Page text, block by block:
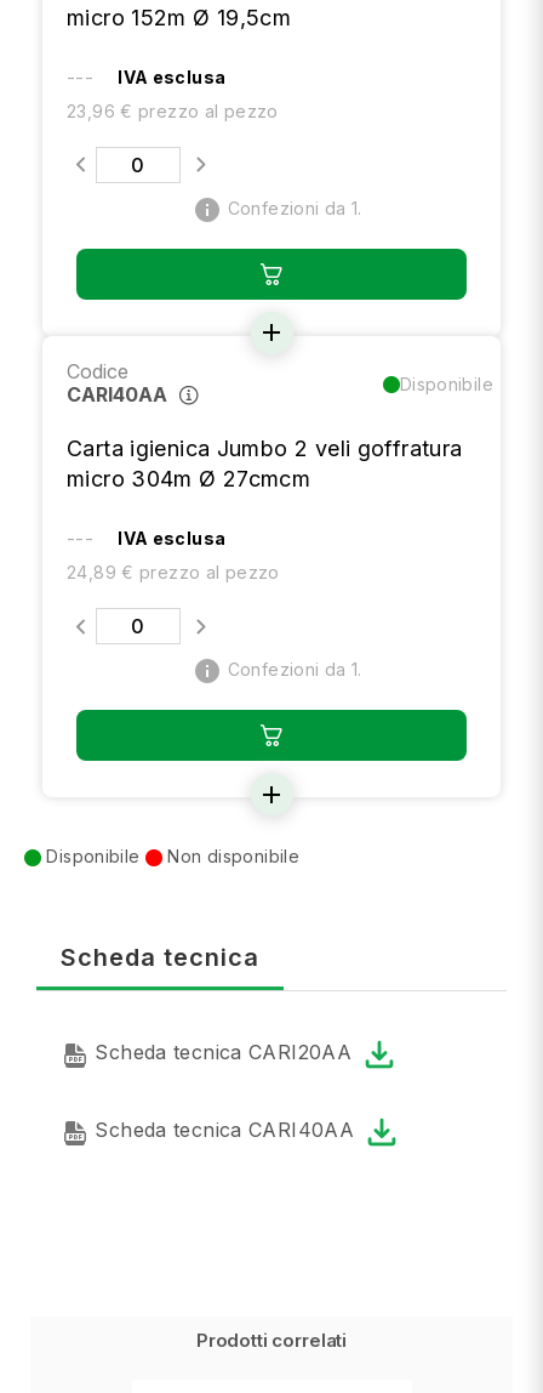
micro 152m Ø 19,5cm
---
IVA esclusa
23,96 € prezzo al pezzo
info Confezioni da 1.
add
Codice
CARI40AA
Disponibile
Carta igienica Jumbo 2 veli goffratura
micro 304m Ø 27cmcm
---
IVA esclusa
24,89 € prezzo al pezzo
info Confezioni da 1.
add
Disponibile Non disponibile
Scheda tecnica
Scheda tecnica CARI20AA
Scheda tecnica CARI40AA
Prodotti correlati